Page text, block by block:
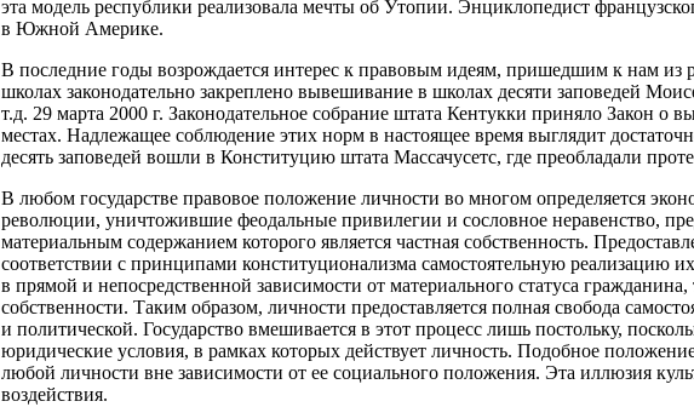
эта модель республики реализовала мечты об Утопии. Энциклопедист
в Южной Америке.
В последние годы возрождается интерес к правовым идеям, пришедшим к нам
школах законодательно закреплено вывешивание в школах десяти заповедей
т.д. 29 марта 2000 г. Законодательное собрание штата Кентукки приняло Закон
местах. Надлежащее соблюдение этих норм в настоящее время выглядит
десять заповедей вошли в Конституцию штата Массачусетс, где преобладали
В любом государстве правовое положение личности во многом определяется
революции, уничтожившие феодальные привилегии и сословное неравенство,
материальным содержанием которого является частная собственность.
соответствии с принципами конституционализма самостоятельную реализацию
в прямой и непосредственной зависимости от материального статуса
собственности. Таким образом, личности предоставляется полная свобода
и политической. Государство вмешивается в этот процесс лишь постольку,
юридические условия, в рамках которых действует личность. Подобное
любой личности вне зависимости от ее социального положения. Эта иллюзия
воздействия.